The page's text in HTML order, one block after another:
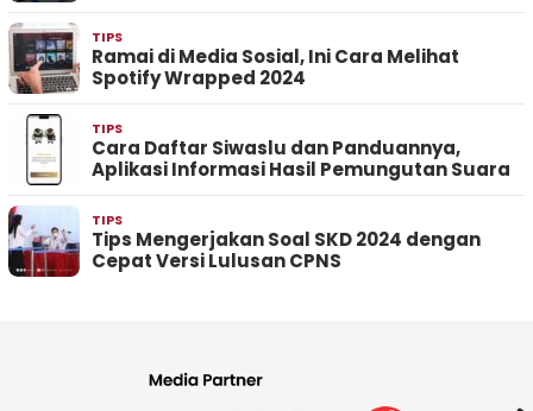
TIPS
Ramai di Media Sosial, Ini Cara Melihat
Spotify Wrapped 2024
TIPS
Cara Daftar Siwaslu dan Panduannya,
Aplikasi Informasi Hasil Pemungutan Suara
TIPS
Tips Mengerjakan Soal SKD 2024 dengan
Cepat Versi Lulusan CPNS